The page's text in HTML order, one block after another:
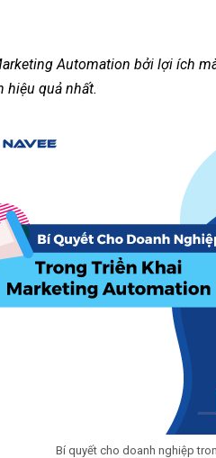
Automation bởi lợi ích
hiệu quả nhất.
Bí quyết cho doanh nghiệp